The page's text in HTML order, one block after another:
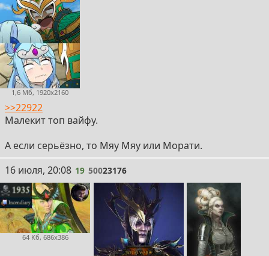
1,6 Мб, 1920x2160
>>22922
Малекит топ вайфу.
А если серьёзно, то Мяу Мяу или Морати.
19
16 июля, 20:08 19 50023176
64 Кб, 686x386